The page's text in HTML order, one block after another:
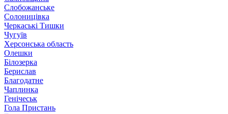
Слобожанське
Солоницівка
Черкаські Тишки
Чугуїв
Херсонська область
Олешки
Білозерка
Берислав
Благодатне
Чаплинка
Генічеськ
Гола Пристань